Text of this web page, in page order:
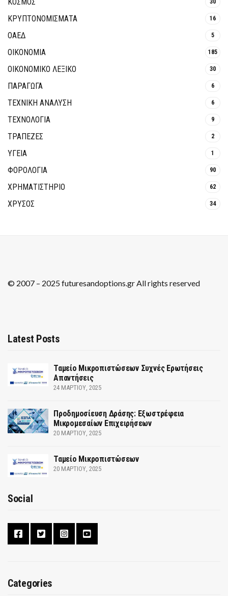
ΚΡΥΠΤΟΝΟΜΊΣΜΑΤΑ 16
ΟΑΕΔ 5
ΟΙΚΟΝΟΜΙΑ 185
ΟΙΚΟΝΟΜΙΚΟ ΛΕΞΙΚΟ 30
ΠΑΡΑΓΩΓΑ 6
ΤΕΧΝΙΚΗ ΑΝΑΛΥΣΗ 6
ΤΕΧΝΟΛΟΓΙΑ 9
ΤΡΆΠΕΖΕΣ 2
ΥΓΕΙΑ 1
ΦΟΡΟΛΟΓΙΑ 90
ΧΡΗΜΑΤΙΣΤΗΡΙΟ 62
ΧΡΥΣΟΣ 34
© 2007 – 2025 futuresandoptions.gr All rights reserved
Latest Posts
Ταμείο Μικροπιστώσεων Συχνές Ερωτήσεις
Απαντήσεις
24 ΜΑΡΤΊΟΥ, 2025
Προδημοσίευση Δράσης: Εξωστρέφεια
Μικρομεσαίων Επιχειρήσεων
20 ΜΑΡΤΊΟΥ, 2025
Ταμείο Μικροπιστώσεων
20 ΜΑΡΤΊΟΥ, 2025
Social
Categories